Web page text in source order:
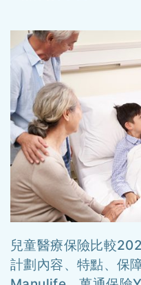
兒童醫療保險比較
計劃內容、特點、保